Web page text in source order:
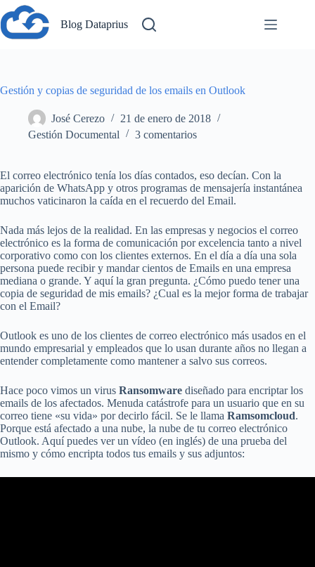
Saltar
al
contenido
Blog Dataprius
Gestión y copias de seguridad de los emails en Outlook
José Cerezo
21 de enero de 2018
Gestión Documental
3 comentarios
El correo electrónico tenía los días contados, eso decían. Con la
aparición de WhatsApp y otros programas de mensajería instantánea
muchos vaticinaron la caída en el recuerdo del Email.
Nada más lejos de la realidad. En las empresas y negocios el correo
electrónico es la forma de comunicación por excelencia tanto a nivel
corporativo como con los clientes externos. En el día a día una sola
persona puede recibir y mandar cientos de Emails en una empresa
mediana o grande. Y aquí la gran pregunta. ¿Cómo puedo tener una
copia de seguridad de mis emails? ¿Cual es la mejor forma de trabajar
con el Email?
Outlook es uno de los clientes de correo electrónico más usados en el
mundo empresarial y empleados que lo usan durante años no llegan a
entender completamente como mantener a salvo sus correos.
Hace poco vimos un virus Ransomware diseñado para encriptar los
emails de los afectados. Menuda catástrofe para un usuario que en su
correo tiene «su vida» por decirlo fácil. Se le llama Ramsomcloud.
Porque está afectado a una nube, la nube de tu correo electrónico
Outlook. Aquí puedes ver un vídeo (en inglés) de una prueba del
mismo y cómo encripta todos tus emails y sus adjuntos: